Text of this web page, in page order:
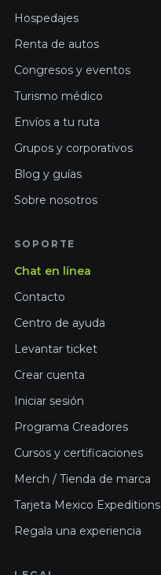
Hospedajes
Renta de autos
Congresos y eventos
Turismo médico
Envíos a tu ruta
Grupos y corporativos
Blog y guías
Sobre nosotros
SOPORTE
Chat en línea
Contacto
Centro de ayuda
Levantar ticket
Crear cuenta
Iniciar sesión
Programa Creadores
Cursos y certificaciones
Merch / Tienda de marca
Tarjeta Mexico Expeditions
Regala una experiencia